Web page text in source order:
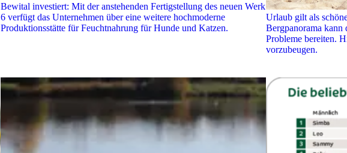
Bewital investiert: Mit der anstehenden Fertigstellung des neuen Werk
6 verfügt das Unternehmen über eine weitere hochmoderne
Produktionsstätte für Feuchtnahrung für Hunde und Katzen.
Urlaub gilt als
Bergpanorama kann
Probleme bereiten.
vorzubeugen.